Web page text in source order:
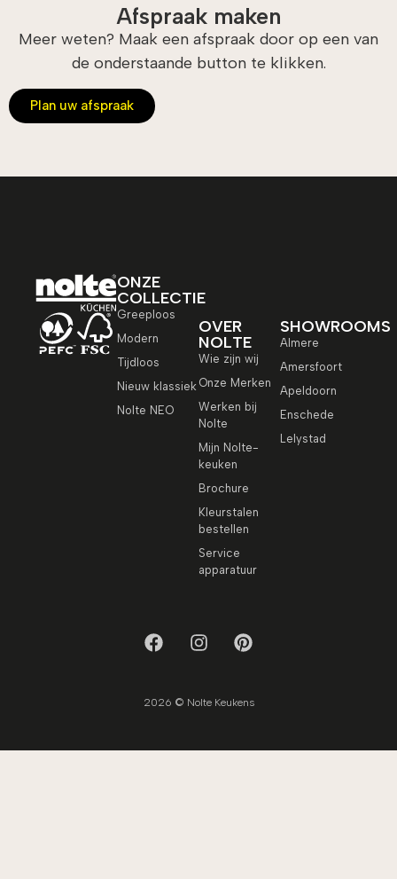
Afspraak maken
Meer weten? Maak een afspraak door op een van
de onderstaande button te klikken.
Plan uw afspraak
ONZE
COLLECTIE
Greeploos
Modern
Tijdloos
Nieuw klassiek
Nolte NEO
OVER
NOLTE
Wie zijn wij
Onze Merken
Werken bij
Nolte
Mijn Nolte-
keuken
Brochure
Kleurstalen
bestellen
Service
apparatuur
SHOWROOMS
Almere
Amersfoort
Apeldoorn
Enschede
Lelystad
2026 © Nolte Keukens